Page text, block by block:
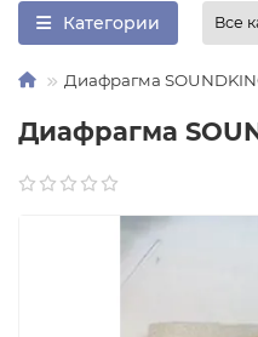
Категории Все
Диафрагма
Диафрагма